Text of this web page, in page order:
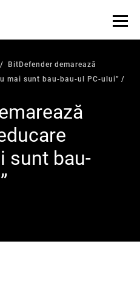
BitDefender demarează
mai sunt bau-bau-ul PC-ului”
sunt bau-